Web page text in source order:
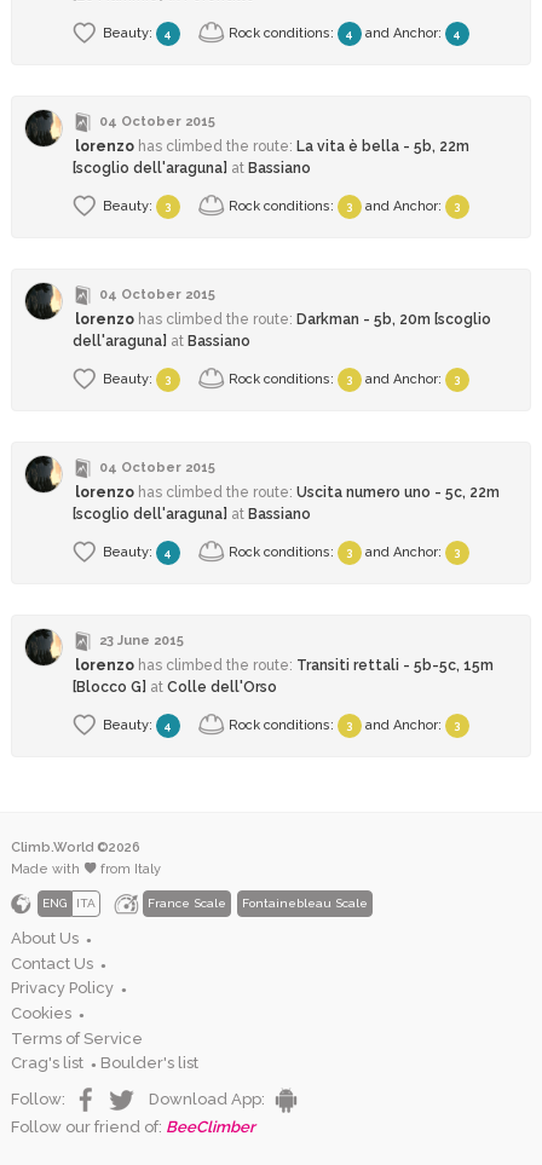
Beauty: 4 Rock conditions: 4 and Anchor: 4
04 October 2015
lorenzo has climbed the route: La vita è bella - 5b, 22m
[scoglio dell'araguna] at Bassiano
Beauty: 3 Rock conditions: 3 and Anchor: 3
04 October 2015
lorenzo has climbed the route: Darkman - 5b, 20m [scoglio
dell'araguna] at Bassiano
Beauty: 3 Rock conditions: 3 and Anchor: 3
04 October 2015
lorenzo has climbed the route: Uscita numero uno - 5c, 22m
[scoglio dell'araguna] at Bassiano
Beauty: 4 Rock conditions: 3 and Anchor: 3
23 June 2015
lorenzo has climbed the route: Transiti rettali - 5b-5c, 15m
[Blocco G] at Colle dell'Orso
Beauty: 4 Rock conditions: 3 and Anchor: 3
Climb.World ©2026
Made with
from Italy
ENG ITA France Scale Fontainebleau Scale
About Us ●
Contact Us ●
Privacy Policy ●
Cookies ●
Terms of Service
Crag's list
● Boulder's list
Follow:
Download App:
Follow our friend of: BeeClimber